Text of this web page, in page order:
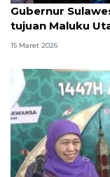
Gubernur
tujuan Maluku
15 Maret 2026